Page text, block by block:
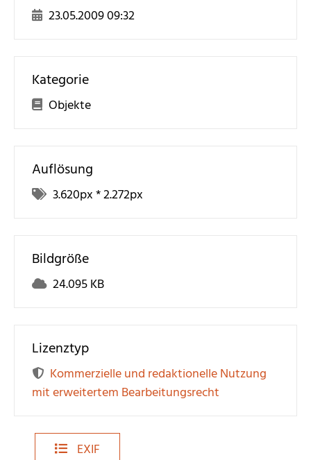
23.05.2009 09:32
Kategorie
Objekte
Auflösung
3.620px *2.272px
Bildgröße
24.095 KB
Lizenztyp
Kommerzielle und redaktionelle Nutzung
mit erweitertem Bearbeitungsrecht
EXIF